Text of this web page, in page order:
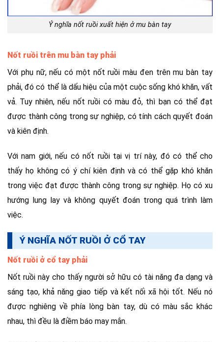
Ý nghĩa nốt ruồi xuất hiện ở mu bàn tay
Nốt ruồi trên mu bàn tay phải
Với phụ nữ, nếu có một nốt ruồi màu đen trên mu bàn tay
phải, đó có thể là dấu hiệu của một cuộc sống khó khăn, vất
vả. Tuy nhiên, nếu nốt ruồi có màu đỏ, thì bạn có thể đạt
được thành công trong sự nghiệp, có tính cách quyết đoán
và kiên định.
Với nam giới, nếu có nốt ruồi tại vị trí này, đó có thể cho
thấy họ không có ý chí kiên định và có thể gặp khó khăn
trong việc đạt được thành công trong sự nghiệp. Họ có xu
hướng lung lay và không quyết đoán trong quá trình làm
việc.
Ý NGHĨA NỐT RUỒI Ở CỔ TAY
Nốt ruồi ở cổ tay phải
Nốt ruồi này cho thấy người sở hữu có tài năng đa dạng và
sáng tạo, khả năng giao tiếp và kết nối xã hội tốt. Nếu nó
được nghiêng về phía lòng bàn tay, dù có màu sắc khác
nhau, thì đều là điềm báo may mắn.